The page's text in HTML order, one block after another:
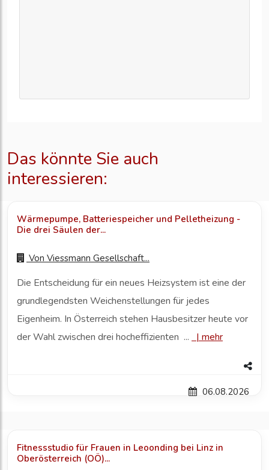
Das könnte Sie auch
interessieren:
Wärmepumpe, Batteriespeicher und Pelletheizung -
Die drei Säulen der...
Von Viessmann Gesellschaft...
Die Entscheidung für ein neues Heizsystem ist eine der
grundlegendsten Weichenstellungen für jedes
Eigenheim. In Österreich stehen Hausbesitzer heute vor
der Wahl zwischen drei hocheffizienten ...
| mehr
06.08.2026
Fitnessstudio für Frauen in Leoonding bei Linz in
Oberösterreich (OÖ)...